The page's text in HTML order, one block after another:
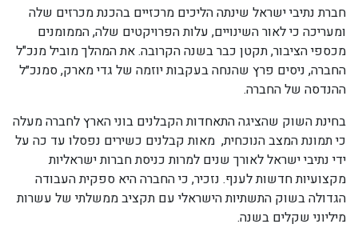
חברת נתיבי ישראל שינתה הליכים מרכזיים בהכנת מכרזים שלה
ומעריכה כי לאור השינויים, עלות הפרויקטים שלה, הממומנים
מכספי הציבור, תקטן כבר בשנה הקרובה. את המהלך מוביל מנכ"ל
החברה, ניסים פרץ שהנחה בעקבות יוזמה של גדי מארק, סמנכ״ל
ההנדסה של החברה.
בחינת השוק שהציגה התאחדות הקבלנים בוני הארץ לחברה מעלה
כי תמונת המצב הנוכחית, מאות קבלנים כשירים נפסלו עד כה על
ידי נתיבי ישראל לאורך שנים למרות כניסת חברות ישראליות
מקצועיות חדשות לענף. נזכיר, כי החברה היא ספקית העבודה
הגדולה בשוק התשתיות הישראלי עם תקציב ממשלתי של עשרות
מיליוני שקלים בשנה.